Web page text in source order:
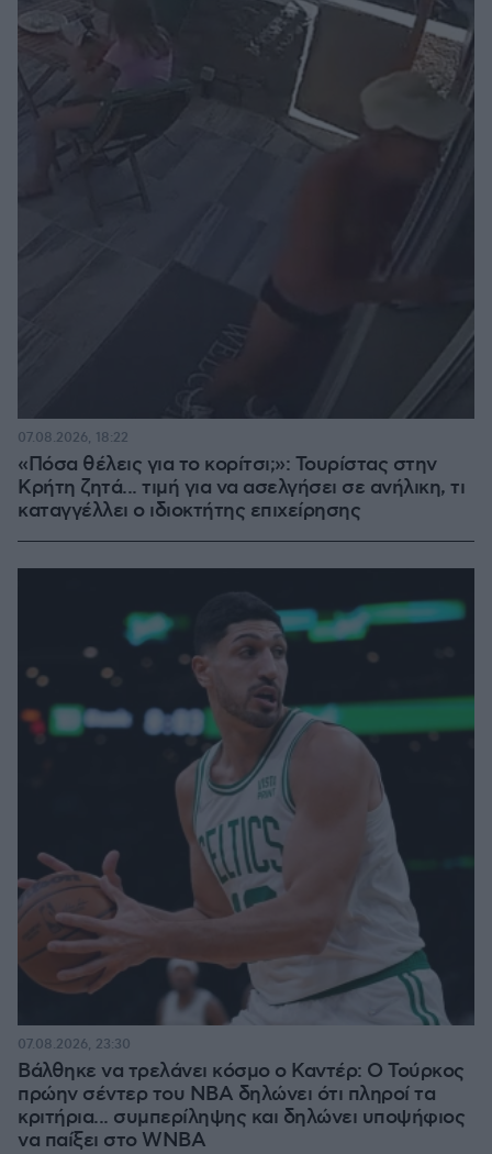
«Πόσα θέλεις για το κορίτσι;»: Τουρίστας στην
Κρήτη ζητά... τιμή για να ασελγήσει σε ανήλικη, τι
καταγγέλλει ο ιδιοκτήτης επιχείρησης
07.08.2026, 18:22
Βάλθηκε να τρελάνει κόσμο ο Καντέρ: Ο Τούρκος
πρώην σέντερ του NBA δηλώνει ότι πληροί τα
κριτήρια... συμπερίληψης και δηλώνει υποψήφιος
να παίξει στο WNBA
07.08.2026, 23:30